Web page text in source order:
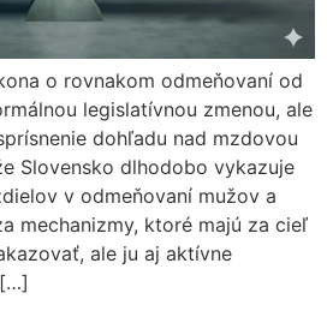
o rovnakom odmeňovaní od
legislatívnou zmenou, ale
dohľadu nad mzdovou
Slovensko dlhodobo vykazuje
v odmeňovaní mužov a
mechanizmy, ktoré majú za cieľ
ale ju aj aktívne